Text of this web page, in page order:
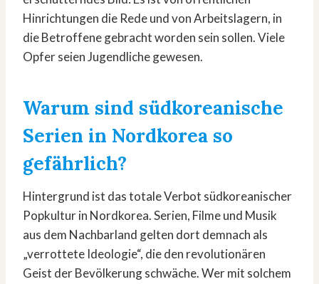
Hinrichtungen die Rede und von Arbeitslagern, in
die Betroffene gebracht worden sein sollen. Viele
Opfer seien Jugendliche gewesen.
Warum sind südkoreanische
Serien in Nordkorea so
gefährlich?
Hintergrund ist das totale Verbot südkoreanischer
Popkultur in Nordkorea. Serien, Filme und Musik
aus dem Nachbarland gelten dort demnach als
„verrottete Ideologie“, die den revolutionären
Geist der Bevölkerung schwäche. Wer mit solchem